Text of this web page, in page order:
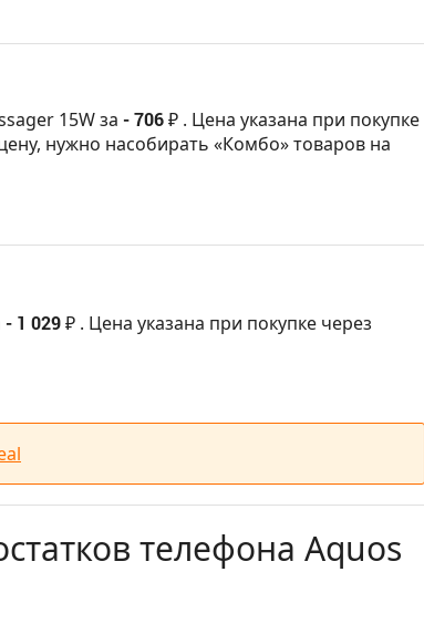
15W за - 706 ₽ . Цена указана при покупке
нужно насобирать «Комбо» товаров на
- 1 029 ₽ . Цена указана при покупке через
телефона Aquos